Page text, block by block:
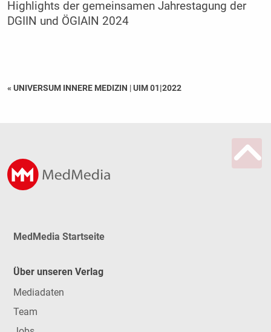
Highlights der gemeinsamen Jahrestagung der
DGIIN und ÖGIAIN 2024
« UNIVERSUM INNERE MEDIZIN |UIM 01|2022
MedMedia Startseite
Über unseren Verlag
Mediadaten
Team